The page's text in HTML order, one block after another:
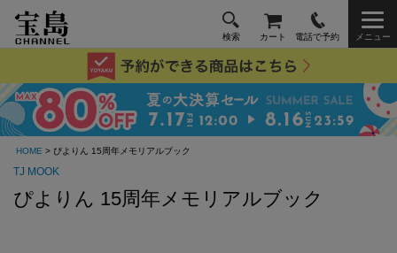
検索 カート 電話で予約 メニュー
HOME > ぴよりん 15周年メモリアルブック
TJ MOOK
ぴよりん 15周年メモリアルブック